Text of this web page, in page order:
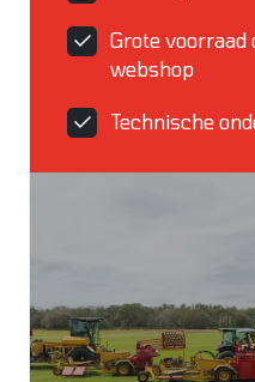
Grote voorraad
webshop
Technische